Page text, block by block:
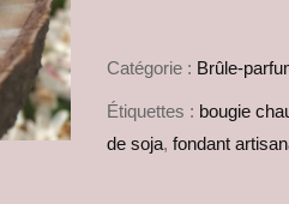
Catégorie : Brûle-
Étiquettes : bougie
de soja, fondant